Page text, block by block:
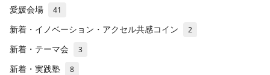
愛媛会場 41
新着・イノベーション・アクセル共感コイン 2
新着・テーマ会 3
新着・実践塾 8